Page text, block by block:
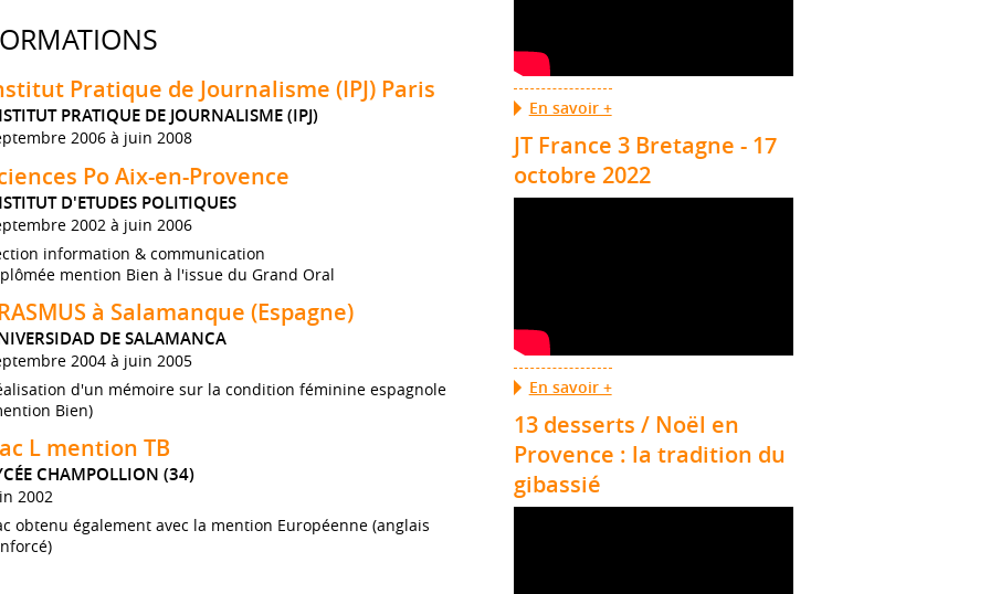
Pratique de Journalisme (IPJ) Paris
PRATIQUE DE JOURNALISME (IPJ)
2006 à juin 2008
Po Aix-en-Provence
D'ETUDES POLITIQUES
2002 à juin 2006
information & communication
mention Bien à l'issue du Grand Oral
à Salamanque (Espagne)
DE SALAMANCA
2004 à juin 2005
d'un mémoire sur la condition féminine espagnole
Bien)
L mention TB
CHAMPOLLION (34)
2002
obtenu également avec la mention Européenne (anglais
En savoir +
JT France 3 Bretagne - 17
octobre 2022
En savoir +
13 desserts / Noël en
Provence : la tradition du
gibassié